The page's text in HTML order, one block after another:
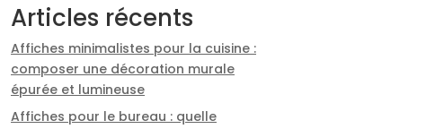
Articles récents
Affiches minimalistes pour la cuisine :
composer une décoration murale
épurée et lumineuse
Affiches pour le bureau : quelle